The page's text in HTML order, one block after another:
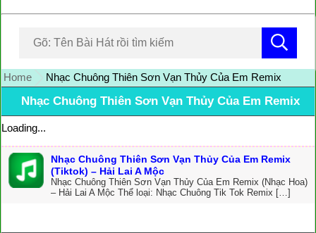
Home Nhạc Chuông Thiên Sơn Vạn Thủy Của Em Remix
Nhạc Chuông Thiên Sơn Vạn Thủy Của Em Remix
Loading...
Nhạc Chuông Thiên Sơn Vạn Thủy Của Em Remix
(Tiktok) – Hải Lai A Mộc
Nhạc Chuông Thiên Sơn Vạn Thủy Của Em Remix (Nhạc Hoa)
– Hải Lai A Mộc Thể loại: Nhạc Chuông Tik Tok Remix […]